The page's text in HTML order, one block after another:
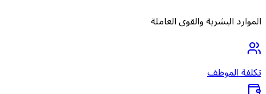
الموارد البشرية والقوى العاملة
تكلفة الموظف